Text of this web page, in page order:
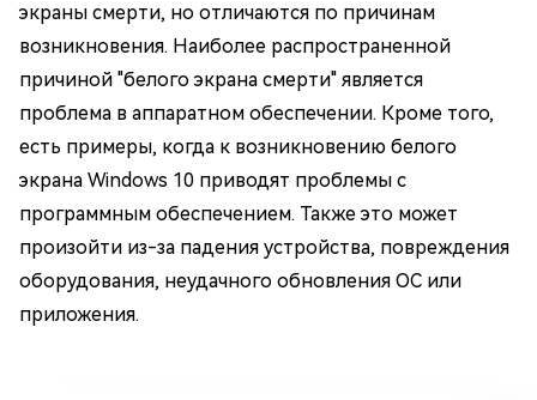
экраны смерти, но отличаются по причинам
возникновения. Наиболее распространенной
причиной "белого экрана смерти" является
проблема в аппаратном обеспечении. Кроме того,
есть примеры, когда к возникновению белого
экрана Windows 10 приводят проблемы с
программным обеспечением. Также это может
произойти из-за падения устройства, повреждения
оборудования, неудачного обновления ОС или
приложения.